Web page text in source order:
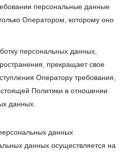
персональные данные
Оператором, которому оно
персональных данных,
прекращает свое
Оператору требования,
Политики в отношении
данных.
данных
данных осуществляется на